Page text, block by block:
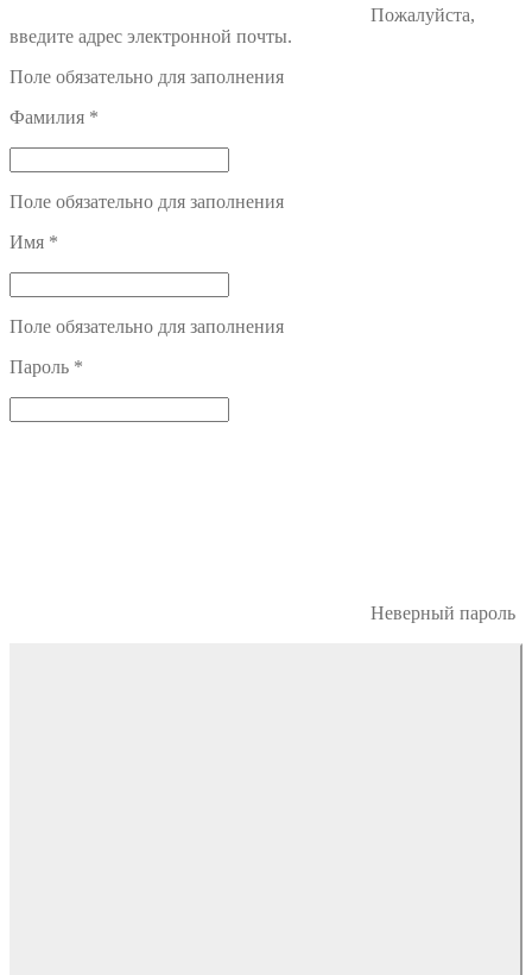
Пожалуйста,
введите адрес электронной почты.
Поле обязательно для заполнения
Фамилия *
Поле обязательно для заполнения
Имя *
Поле обязательно для заполнения
Пароль *
Неверный пароль